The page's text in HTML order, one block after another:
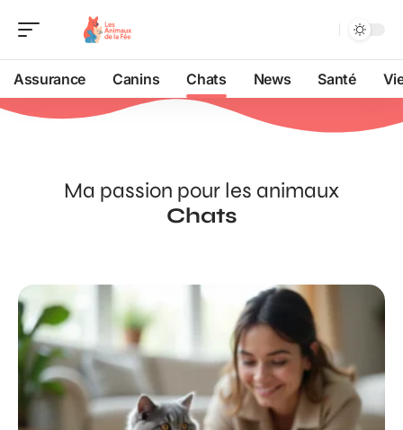
Assurance Canins Chats News Santé
Ma passion pour les animaux
Chats